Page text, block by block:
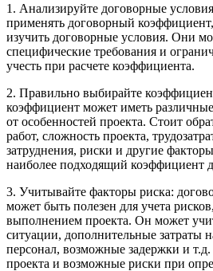
1. Анализируйте договорные
применять договорный
изучить договорные условия. Они
специфические требования и
учесть при расчете коэффициента.
2. Правильно выбирайте
коэффициент может иметь
от особенностей проекта. Стоит
работ, сложность проекта,
затруднения, риски и другие
наиболее подходящий коэффициент
3. Учитывайте факторы риска:
может быть полезен для учета
выполнением проекта. Он может
ситуации, дополнительные затраты
персонал, возможные задержки и
проекта и возможные риски при